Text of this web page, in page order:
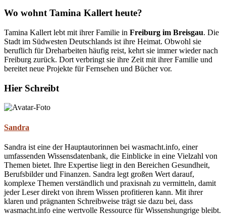
Wo wohnt Tamina Kallert heute?
Tamina Kallert lebt mit ihrer Familie in Freiburg im Breisgau. Die
Stadt im Südwesten Deutschlands ist ihre Heimat. Obwohl sie
beruflich für Dreharbeiten häufig reist, kehrt sie immer wieder nach
Freiburg zurück. Dort verbringt sie ihre Zeit mit ihrer Familie und
bereitet neue Projekte für Fernsehen und Bücher vor.
Hier Schreibt
Sandra
Sandra ist eine der Hauptautorinnen bei wasmacht.info, einer
umfassenden Wissensdatenbank, die Einblicke in eine Vielzahl von
Themen bietet. Ihre Expertise liegt in den Bereichen Gesundheit,
Berufsbilder und Finanzen. Sandra legt großen Wert darauf,
komplexe Themen verständlich und praxisnah zu vermitteln, damit
jeder Leser direkt von ihrem Wissen profitieren kann. Mit ihrer
klaren und prägnanten Schreibweise trägt sie dazu bei, dass
wasmacht.info eine wertvolle Ressource für Wissenshungrige bleibt.